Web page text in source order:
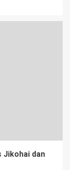
Jikohai dan